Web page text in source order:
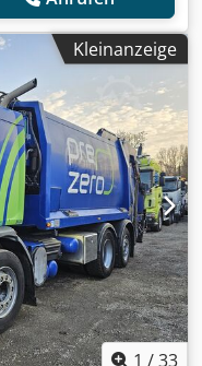
Kleinanzeige
1 /33